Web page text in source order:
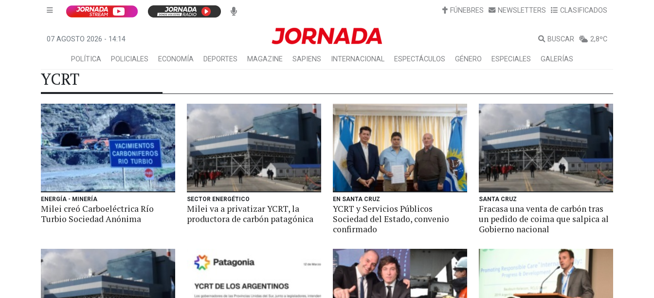
FÚNEBRES NEWSLETTERS CLASIFICADOS
07 AGOSTO 2026 - 14:14 BUSCAR 2,8ºC
POLÍTICA POLICIALES ECONOMÍA DEPORTES MAGAZINE SAPIENS INTERNACIONAL ESPECTÁCULOS GÉNERO ESPECIALES GALERÍAS
YCRT
ENERGÍA - MINERÍA
Milei creó Carboeléctrica Río
Turbio Sociedad Anónima
SECTOR ENERGÉTICO
Milei va a privatizar YCRT, la
productora de carbón patagónica
EN SANTA CRUZ
YCRT y Servicios Públicos
Sociedad del Estado, convenio
confirmado
SANTA CRUZ
Fracasa una venta de carbón tras
un pedido de coima que salpica al
Gobierno nacional